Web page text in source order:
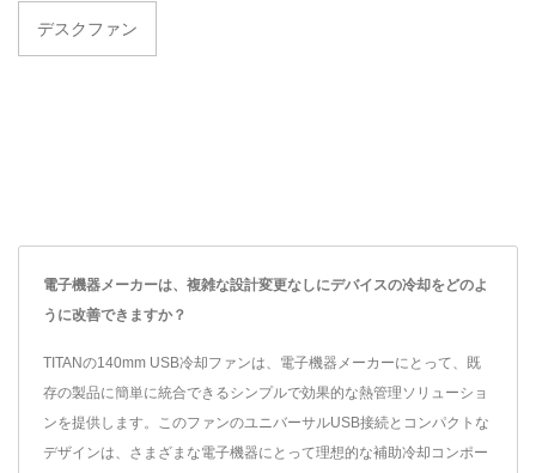
デスクファン
電子機器メーカーは、複雑な設計変更なしにデバイスの冷却をどのよ
うに改善できますか？
TITANの140mm USB冷却ファンは、電子機器メーカーにとって、既
存の製品に簡単に統合できるシンプルで効果的な熱管理ソリューショ
ンを提供します。このファンのユニバーサルUSB接続とコンパクトな
デザインは、さまざまな電子機器にとって理想的な補助冷却コンポー